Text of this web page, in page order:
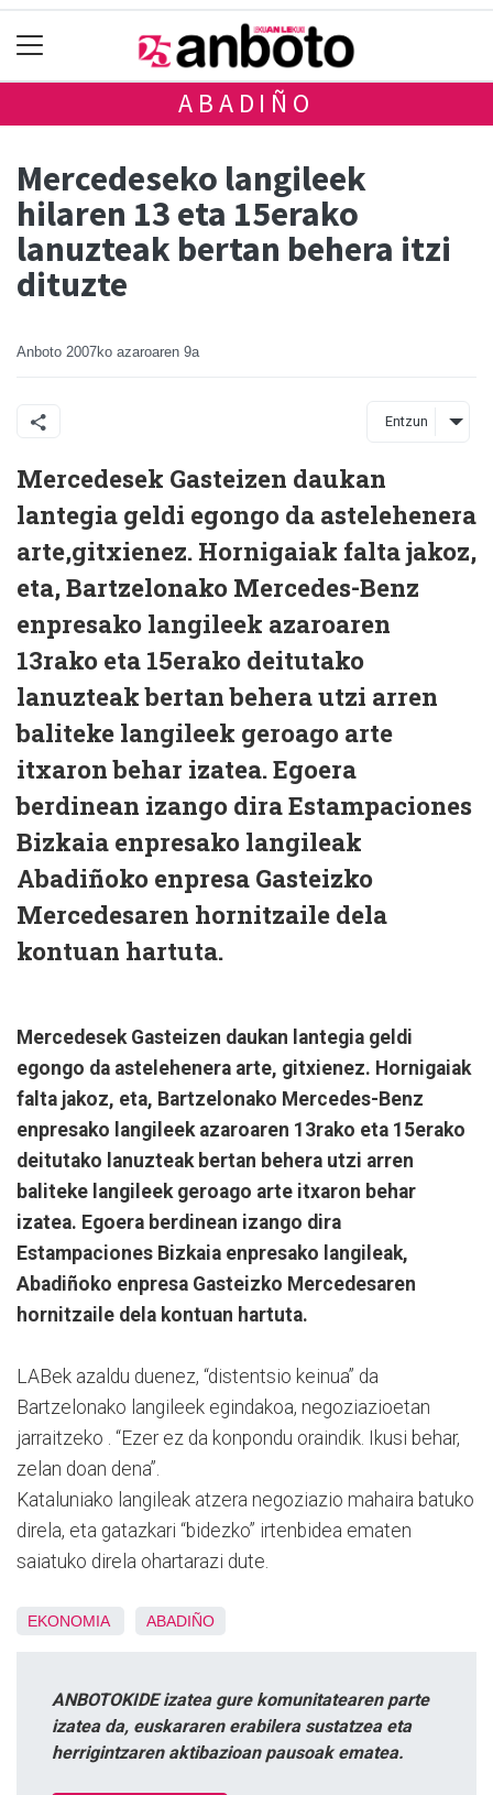
ABADIÑO
Mercedeseko langileek
hilaren 13 eta 15erako
lanuzteak bertan behera itzi
dituzte
Anboto 2007ko azaroaren 9a
Entzun
Mercedesek Gasteizen daukan
lantegia geldi egongo da astelehenera
arte,gitxienez. Hornigaiak falta jakoz,
eta, Bartzelonako Mercedes-Benz
enpresako langileek azaroaren
13rako eta 15erako deitutako
lanuzteak bertan behera utzi arren
baliteke langileek geroago arte
itxaron behar izatea. Egoera
berdinean izango dira Estampaciones
Bizkaia enpresako langileak
Abadiñoko enpresa Gasteizko
Mercedesaren hornitzaile dela
kontuan hartuta.
Mercedesek Gasteizen daukan lantegia geldi
egongo da astelehenera arte, gitxienez. Hornigaiak
falta jakoz, eta, Bartzelonako Mercedes-Benz
enpresako langileek azaroaren 13rako eta 15erako
deitutako lanuzteak bertan behera utzi arren
baliteke langileek geroago arte itxaron behar
izatea. Egoera berdinean izango dira
Estampaciones Bizkaia enpresako langileak,
Abadiñoko enpresa Gasteizko Mercedesaren
hornitzaile dela kontuan hartuta.
LABek azaldu duenez, “distentsio keinua” da
Bartzelonako langileek egindakoa, negoziazioetan
jarraitzeko . “Ezer ez da konpondu oraindik. Ikusi behar,
zelan doan dena”.
Kataluniako langileak atzera negoziazio mahaira batuko
direla, eta gatazkari “bidezko” irtenbidea ematen
saiatuko direla ohartarazi dute.
EKONOMIA ABADIÑO
ANBOTOKIDE izatea gure komunitatearen parte
izatea da, euskararen erabilera sustatzea eta
herrigintzaren aktibazioan pausoak ematea.